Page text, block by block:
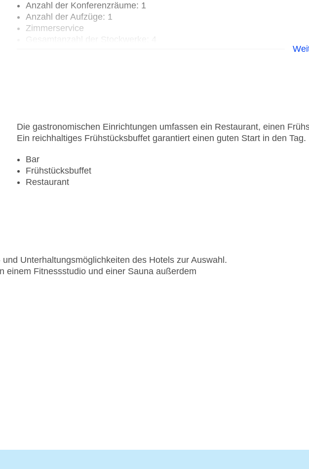
Anzahl der Konferenzräume: 1
Anzahl der Aufzüge: 1
Zimmerservice
Die gastronomischen Einrichtungen umfassen ein Restaurant, einen
Ein reichhaltiges Frühstücksbuffet garantiert einen guten Start in den Tag.
Bar
Frühstücksbuffet
Restaurant
Unterhaltungsmöglichkeiten des Hotels zur Auswahl.
einem Fitnessstudio und einer Sauna außerdem